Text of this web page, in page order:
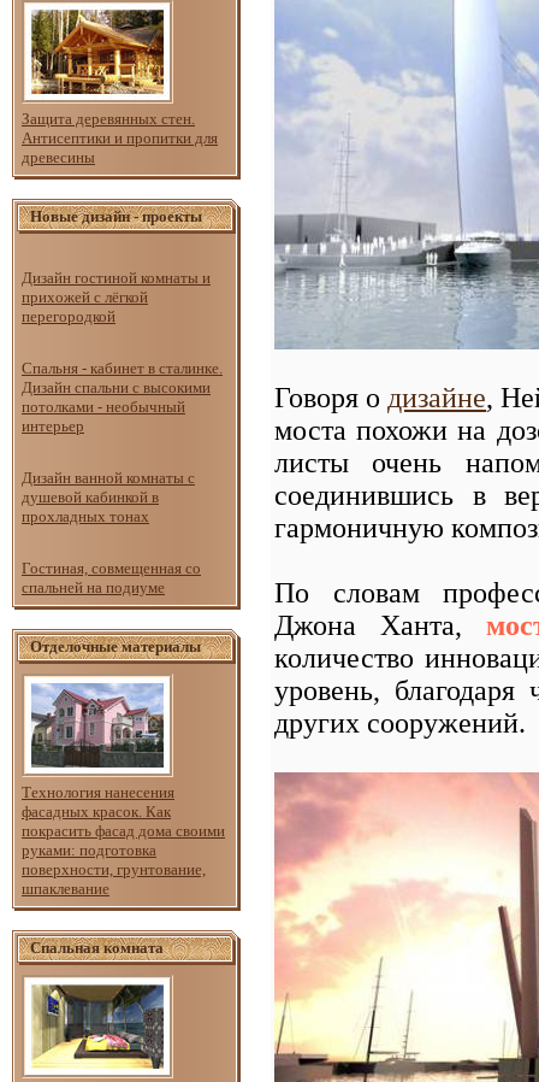
Защита деревянных стен.
Антисептики и пропитки для
древесины
Новые дизайн - проекты
Дизайн гостиной комнаты и
прихожей с лёгкой
перегородкой
Спальня - кабинет в сталинке.
Дизайн спальни с высокими
потолками - необычный
интерьер
Дизайн ванной комнаты с
душевой кабинкой в
прохладных тонах
Гостиная, совмещенная со
спальней на подиуме
Отделочные материалы
Технология нанесения
фасадных красок. Как
покрасить фасад дома своими
руками: подготовка
поверхности, грунтование,
шпаклевание
Спальная комната
Говоря о дизайне,
моста похожи на
листы очень
соединившись в
гармоничную
По словам
Джона Ханта,
количество
уровень,
других сооружений.